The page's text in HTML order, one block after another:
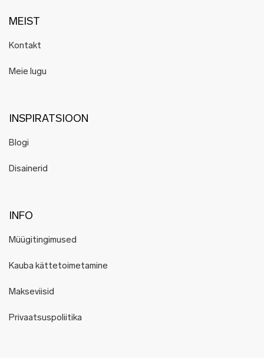
MEIST
Kontakt
Meie lugu
INSPIRATSIOON
Blogi
Disainerid
INFO
Müügitingimused
Kauba kättetoimetamine
Makseviisid
Privaatsuspoliitika